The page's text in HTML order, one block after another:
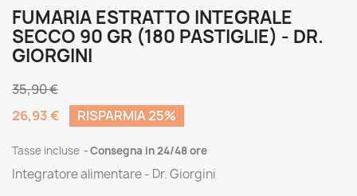
FUMARIA ESTRATTO INTEGRALE
SECCO 90 GR (180 PASTIGLIE) - DR.
GIORGINI
35,90 €
26,93 €
RISPARMIA 25%
Tasse incluse Consegna in 24/48 ore
Integratore alimentare - Dr. Giorgini